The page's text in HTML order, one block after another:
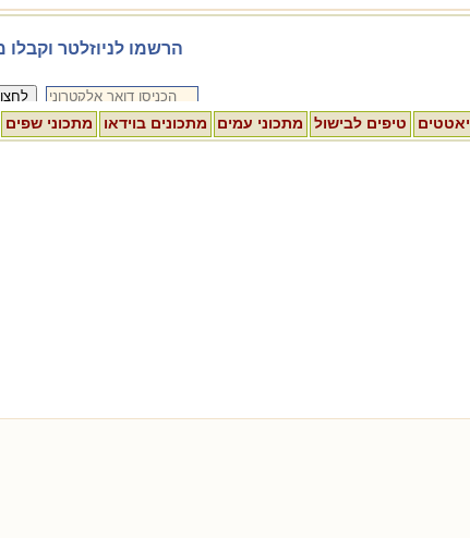
טיפים לבישול מתכוני עמים מתכונים בוידאו מתכוני שפים